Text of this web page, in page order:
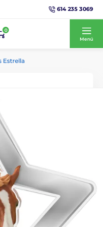
614 235 3069
0
Menú
Estrella